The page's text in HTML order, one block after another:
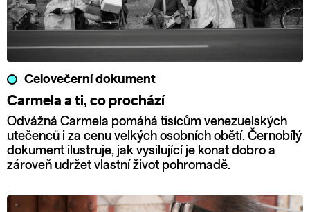
Celovečerní dokument
Carmela a ti, co prochází
Odvážná Carmela pomáhá tisícům venezuelských
utečenců i za cenu velkých osobních obětí. Černobílý
dokument ilustruje, jak vysilující je konat dobro a
zároveň udržet vlastní život pohromadě.